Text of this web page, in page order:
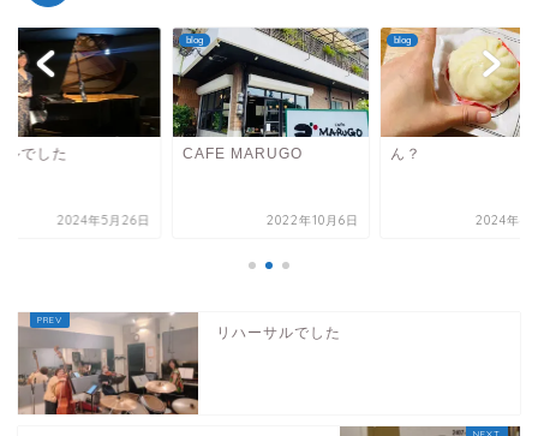
ルでした
2024年5月26日
blog
CAFE MARUGO
2022年10月6日
blog
ん？
2024年4
リハーサルでした